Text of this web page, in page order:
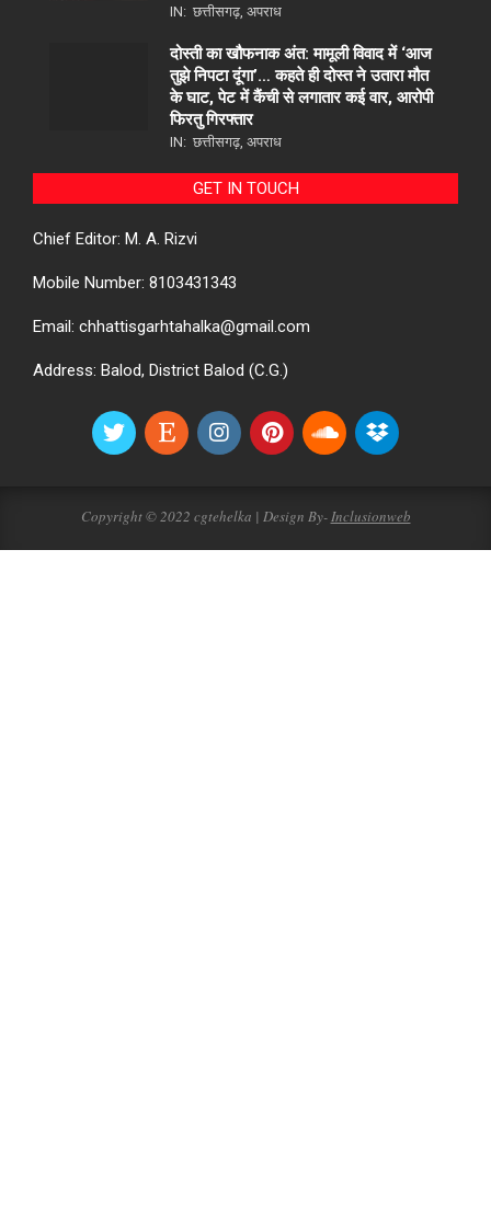
IN: छत्तीसगढ़ अपराध
दोस्ती का खौफनाक अंत: मामूली विवाद में ‘आज
तुझे निपटा दूंगा’… कहते ही दोस्त ने उतारा मौत
के घाट, पेट में कैंची से लगातार कई वार, आरोपी
फिरतु गिरफ्तार
IN: छत्तीसगढ़ अपराध
GET IN TOUCH
Chief Editor: M. A. Rizvi
Mobile Number: 8103431343
Email: chhattisgarhtahalka@gmail.com
Address: Balod, District Balod (C.G.)
Copyright © 2022 cgtehelka | Design By-Inclusionweb